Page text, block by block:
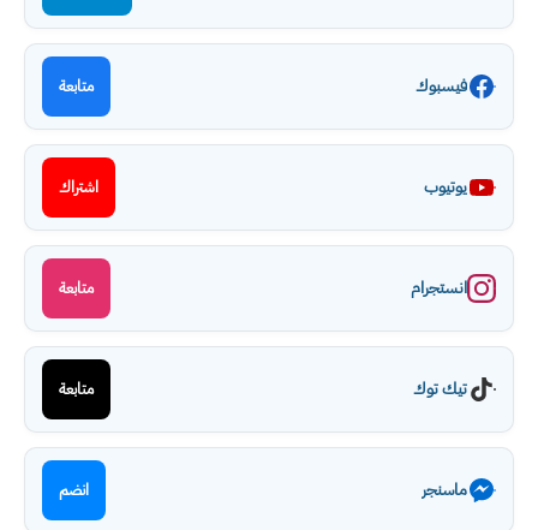
فيسبوك متابعة
يوتيوب اشتراك
انستجرام متابعة
تيك توك متابعة
ماسنجر انضم